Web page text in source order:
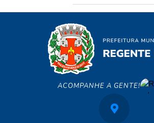
ACOMPANHE A GENTE!